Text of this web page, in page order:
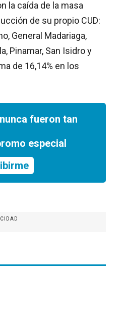
la caída de la masa
de su propio CUD:
General Madariaga,
Pinamar, San Isidro y
de 16,14% en los
fueron tan
especial